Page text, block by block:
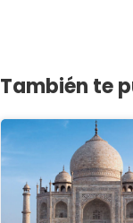
También te